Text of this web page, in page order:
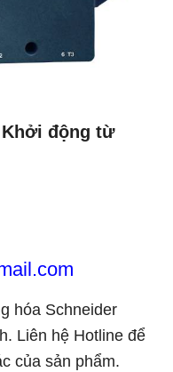
Khởi động từ
hóa Schneider
Liên hệ Hotline để
của sản phẩm.